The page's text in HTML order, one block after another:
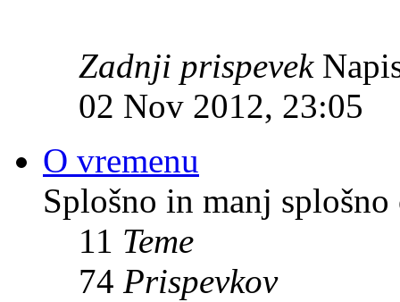
Zadnji prispevek
02 Nov 2012, 23:05
O vremenu
Splošno in manj splošno
11 Teme
74 Prispevkov